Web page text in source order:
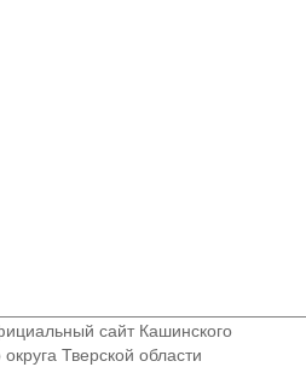
сайт Кашинского
Тверской области